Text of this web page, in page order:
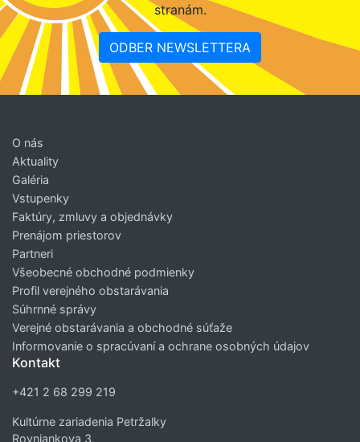
stranám.
ODBER NEWSLETTERA
O nás
Aktuality
Galéria
Vstupenky
Faktúry, zmluvy a objednávky
Prenájom priestorov
Partneri
Všeobecné obchodné podmienky
Profil verejného obstarávania
Súhrnné správy
Verejné obstarávania a obchodné súťaže
Informovanie o spracúvaní a ochrane osobných údajov
Kontakt
+421 2 68 299 219
Kultúrne zariadenia Petržalky
Rovniankova 3,